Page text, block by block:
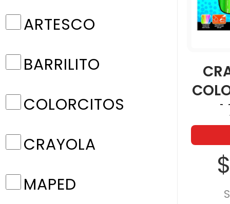
ARTESCO
BARRILITO
COLORCITOS
CRAYOLA
MAPED